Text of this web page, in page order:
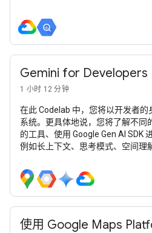
Gemini for Developers
1 小时 12 分钟
在此 Codelab 中，您将以开发者的
系统。更具体地说，您将了解不同
的工具、使用 Google Gen AI SDK
例如长上下文、思考模式、空间理
使用 Google Maps